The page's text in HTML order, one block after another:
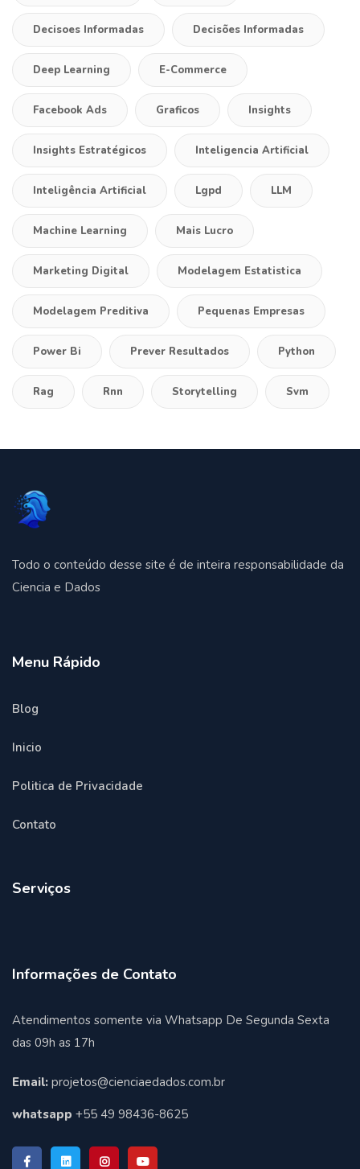
Decisoes Informadas Decisões Informadas
Deep Learning E-Commerce
Facebook Ads Graficos Insights
Insights Estratégicos Inteligencia Artificial
Inteligência Artificial Lgpd LLM
Machine Learning Mais Lucro
Marketing Digital Modelagem Estatistica
Modelagem Preditiva Pequenas Empresas
Power Bi Prever Resultados Python
Rag Rnn Storytelling Svm
Todo o conteúdo desse site é de inteira responsabilidade da
Ciencia e Dados
Menu Rápido
Blog
Inicio
Politica de Privacidade
Contato
Serviços
Informações de Contato
Atendimentos somente via Whatsapp De Segunda Sexta
das 09h as 17h
Email: projetos@cienciaedados.com.br
whatsapp +55 49 98436-8625